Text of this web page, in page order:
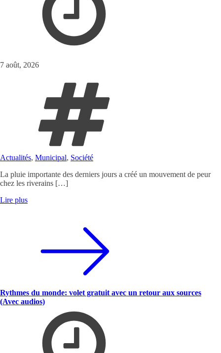
7 août, 2026
Actualités, Municipal, Société
La pluie importante des derniers jours a créé un mouvement de peur
chez les riverains […]
Lire plus
Rythmes du monde: volet gratuit avec un retour aux sources
(Avec audios)